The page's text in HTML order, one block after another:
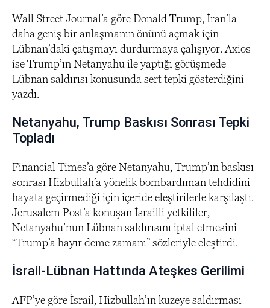
Wall Street Journal’a göre Donald Trump, İran’la
daha geniş bir anlaşmanın önünü açmak için
Lübnan’daki çatışmayı durdurmaya çalışıyor. Axios
ise Trump’ın Netanyahu ile yaptığı görüşmede
Lübnan saldırısı konusunda sert tepki gösterdiğini
yazdı.
Netanyahu, Trump Baskısı Sonrası Tepki
Topladı
Financial Times’a göre Netanyahu, Trump’ın baskısı
sonrası Hizbullah’a yönelik bombardıman tehdidini
hayata geçirmediği için içeride eleştirilerle karşılaştı.
Jerusalem Post’a konuşan İsrailli yetkililer,
Netanyahu’nun Lübnan saldırısını iptal etmesini
“Trump’a hayır deme zamanı” sözleriyle eleştirdi.
İsrail-Lübnan Hattında Ateşkes Gerilimi
AFP’ye göre İsrail, Hizbullah’ın kuzeye saldırması